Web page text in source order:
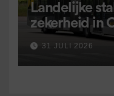
Landelijke
zekerheid in
voor 9
31 JULI 2026